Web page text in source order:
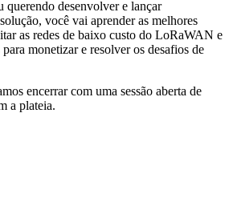
querendo desenvolver e lançar
você vai aprender as melhores
as redes de baixo custo do LoRaWAN e
monetizar e resolver os desafios de
encerrar com uma sessão aberta de
a plateia.